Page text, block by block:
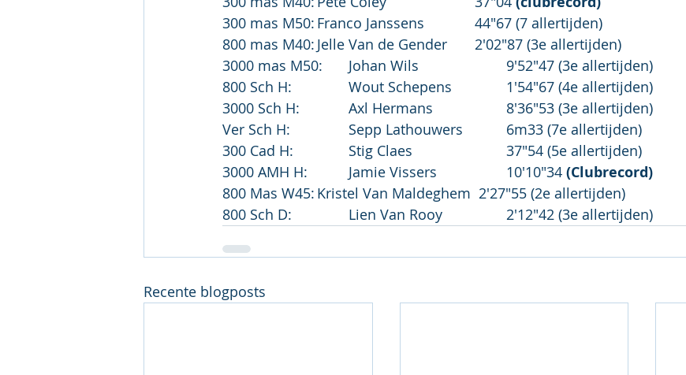
300 mas M50:	Franco Janssens		44"67 (7 allertijden)
800 mas M40:	Jelle Van de Gender	2'02"87 (3e allertijden)
3000 mas M50:	Johan Wils			9'52"47 (3e allertijden)
800 Sch H:		Wout Schepens		1'54"67 (4e allertijden)
3000 Sch H:		Axl Hermans			8'36"53 (3e allertijden)
Ver Sch H:		Sepp Lathouwers		6m33 (7e allertijden)
300 Cad H:		Stig Claes			37"54 (5e allertijden)
3000 AMH H:		Jamie Vissers			10'10"34 (Clubrecord)
800 Mas W45:	Kristel Van Maldeghem  2'27"55 (2e allertijden)
800 Sch D:		Lien Van Rooy		2'12"42 (3e allertijden)
Recente blogposts